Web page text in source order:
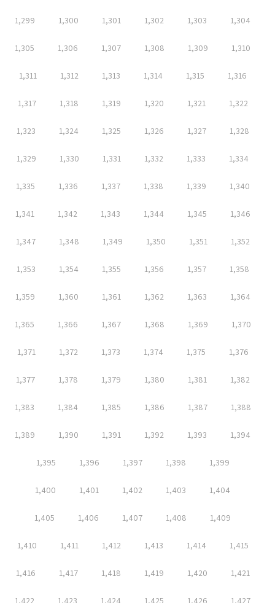
1,299 1,300 1,301 1,302 1,303 1,304
1,305 1,306 1,307 1,308 1,309 1,310
1,311 1,312 1,313 1,314 1,315 1,316
1,317 1,318 1,319 1,320 1,321 1,322
1,323 1,324 1,325 1,326 1,327 1,328
1,329 1,330 1,331 1,332 1,333 1,334
1,335 1,336 1,337 1,338 1,339 1,340
1,341 1,342 1,343 1,344 1,345 1,346
1,347 1,348 1,349 1,350 1,351 1,352
1,353 1,354 1,355 1,356 1,357 1,358
1,359 1,360 1,361 1,362 1,363 1,364
1,365 1,366 1,367 1,368 1,369 1,370
1,371 1,372 1,373 1,374 1,375 1,376
1,377 1,378 1,379 1,380 1,381 1,382
1,383 1,384 1,385 1,386 1,387 1,388
1,389 1,390 1,391 1,392 1,393 1,394
1,395 1,396 1,397 1,398 1,399
1,400 1,401 1,402 1,403 1,404
1,405 1,406 1,407 1,408 1,409
1,410 1,411 1,412 1,413 1,414 1,415
1,416 1,417 1,418 1,419 1,420 1,421
1,422 1,423 1,424 1,425 1,426 1,427